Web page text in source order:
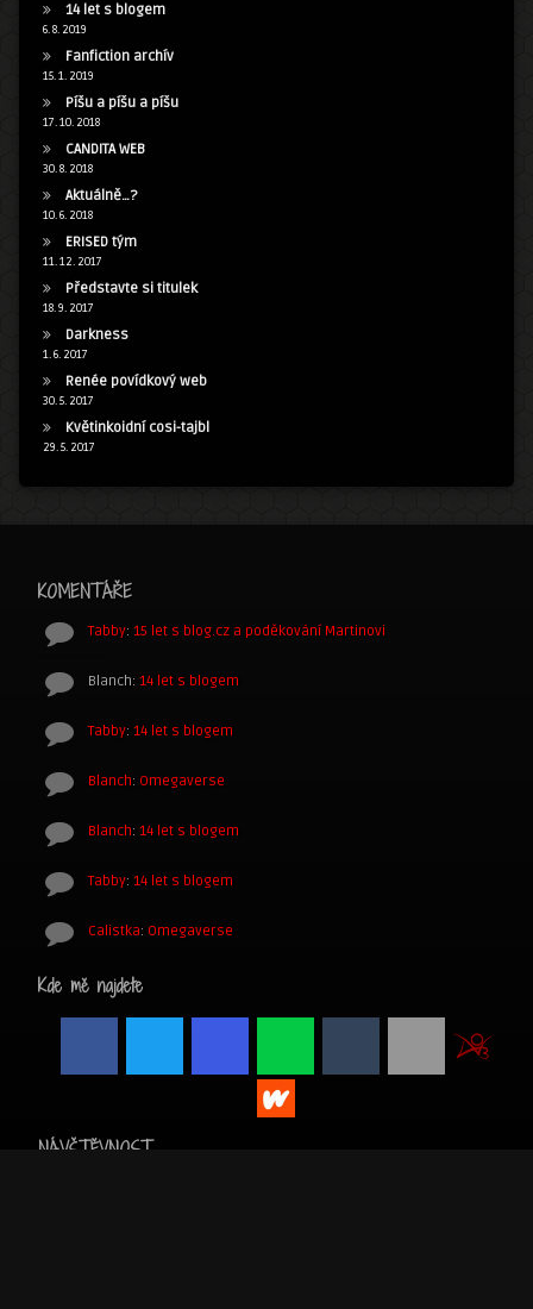
14 let s blogem
6. 8. 2019
Fanfiction archív
15. 1. 2019
Píšu a píšu a píšu
17. 10. 2018
CANDITA WEB
30. 8. 2018
Aktuálně…?
10. 6. 2018
ERISED tým
11. 12. 2017
Představte si titulek
18. 9. 2017
Darkness
1. 6. 2017
Renée povídkový web
30. 5. 2017
Květinkoidní cosi-tajbl
29. 5. 2017
KOMENTÁŘE
Tabby: 15 let s blog.cz a poděkování Martinovi
Blanch: 14 let s blogem
Tabby: 14 let s blogem
Blanch: Omegaverse
Blanch: 14 let s blogem
Tabby: 14 let s blogem
Calistka: Omegaverse
Kde mě najdete
NÁVŠTĚVNOST